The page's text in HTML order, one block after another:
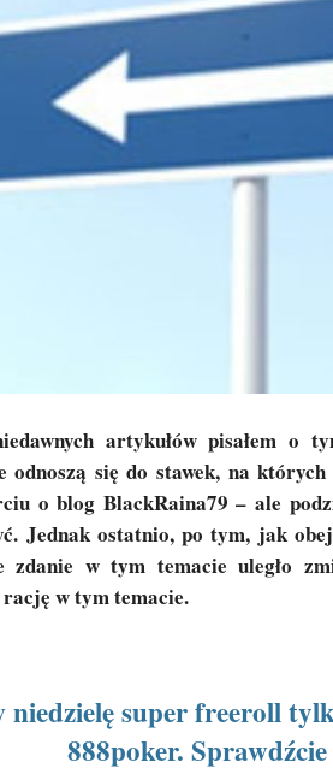
artykułów pisałem o
odnoszą się do stawek, na
o blog BlackRaina79 – ale
Jednak ostatnio, po tym, jak
zdanie w tym temacie uległo
w tym temacie.
niedzielę super freeroll
888poker. Sprawdźcie